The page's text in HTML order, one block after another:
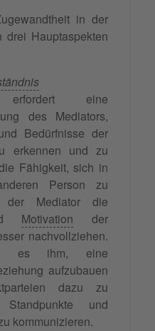
in der
Hauptaspekten
erfordert eine
des Mediators,
Bedürfnisse der
erkennen und zu
Fähigkeit, sich in
Person zu
der Mediator die
Motivation der
nachvollziehen.
es ihm, eine
aufzubauen
dazu zu
und
kommunizieren.